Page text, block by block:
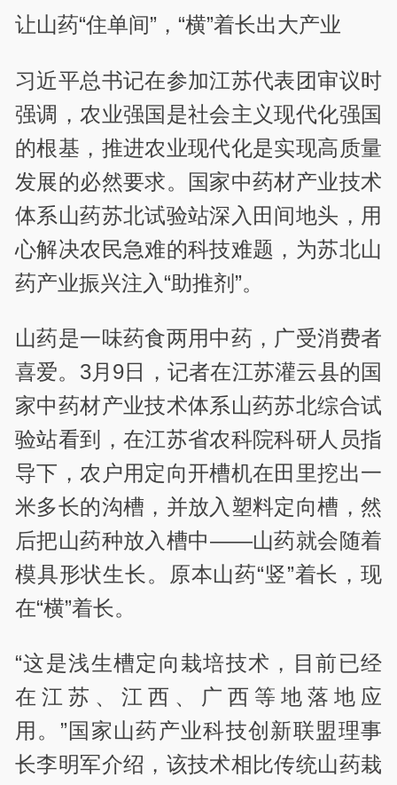
让山药“住单间”，“横”着长出大产业
习近平总书记在参加江苏代表团审议时
强调，农业强国是社会主义现代化强国
的根基，推进农业现代化是实现高质量
发展的必然要求。国家中药材产业技术
体系山药苏北试验站深入田间地头，用
心解决农民急难的科技难题，为苏北山
药产业振兴注入“助推剂”。
山药是一味药食两用中药，广受消费者
喜爱。3月9日，记者在江苏灌云县的国
家中药材产业技术体系山药苏北综合试
验站看到，在江苏省农科院科研人员指
导下，农户用定向开槽机在田里挖出一
米多长的沟槽，并放入塑料定向槽，然
后把山药种放入槽中——山药就会随着
模具形状生长。原本山药“竖”着长，现
在“横”着长。
“这是浅生槽定向栽培技术，目前已经
在江苏、江西、广西等地落地应
用。”国家山药产业科技创新联盟理事
长李明军介绍，该技术相比传统山药栽